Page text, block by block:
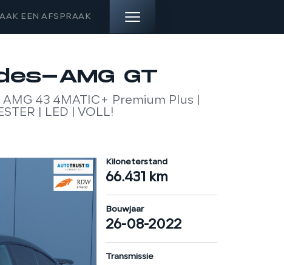
EEN AFSPRAAK
HOME
AANBOD
VERKOCHT
OVER ONS
CONTACT
AMG GT
43 4MATIC+ Premium Plus |
| LED | VOLL!
Kiloneterstand
66.431 km
Bouwjaar
26-08-2022
Transmissie